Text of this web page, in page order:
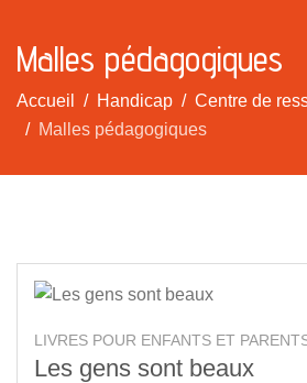
Malles pédagogiques
Accueil Handicap
Centre de
Malles pédagogiques
LIVRES POUR ENFANTS ET
Les gens sont beaux